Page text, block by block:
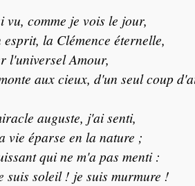
vu, comme je vois le jour,
esprit, la Clémence éternelle,
l'universel Amour,
aux cieux, d'un seul coup
auguste, j'ai senti,
vie éparse en la nature ;
qui ne m'a pas menti :
suis soleil ! je suis murmure !